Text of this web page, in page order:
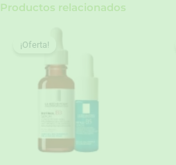
Productos relacionados
¡Oferta!
¡Oferta!